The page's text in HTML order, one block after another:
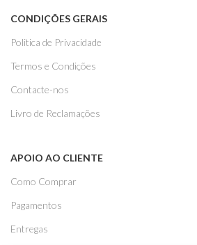
CONDIÇÕES GERAIS
Politica de Privacidade
Termos e Condições
Contacte-nos
Livro de Reclamações
APOIO AO CLIENTE
Como Comprar
Pagamentos
Entregas